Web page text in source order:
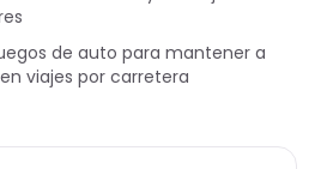
de auto para mantener a
viajes por carretera